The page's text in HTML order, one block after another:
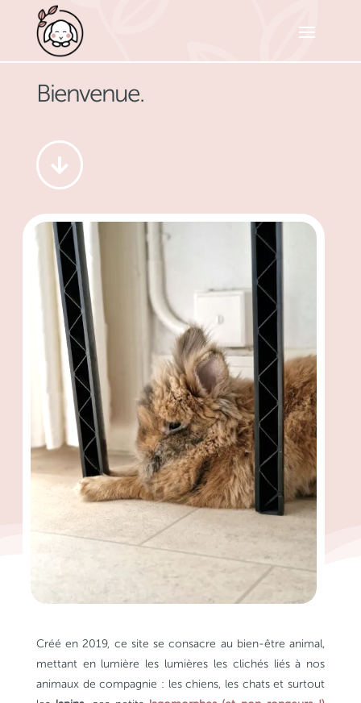
Bienvenue.

Créé en 2019, ce site se consacre au bien-être animal,
mettant en lumière les lumières les clichés liés à nos
animaux de compagnie : les chiens, les chats et surtout